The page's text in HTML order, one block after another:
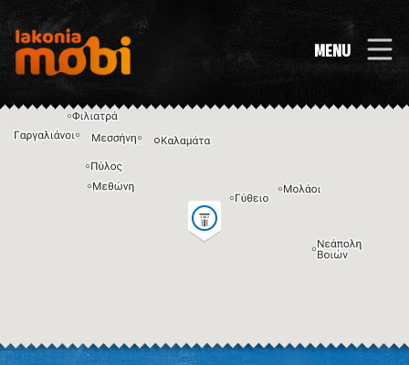
MENU